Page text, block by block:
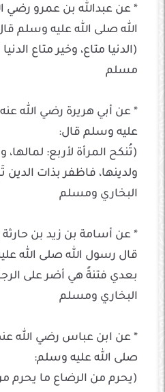
* عن عبدالله بن عمرو رضي
الله صلى الله عليه وسلم
(الدنيا متاع، وخير متاع
مسلم
* عن أبي هريرة رضي الله
عليه وسلم قال:
(تُنكح المرأة لأربع:
ولدينها، فاظفر بذات الدين
البخاري ومسلم
* عن أسامة بن زيد بن
قال رسول الله صلى الله
بعدي فتنةً هي أضر على
البخاري ومسلم
* عن ابن عباس رضي الله
صلى الله عليه وسلم:
(يحرم من الرضاع ما يحرم